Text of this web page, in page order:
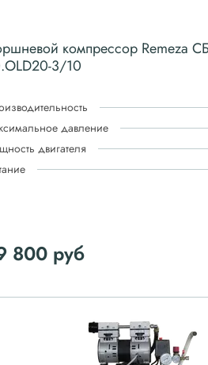
компрессор Remeza
3/10
давление
двигателя
800руб